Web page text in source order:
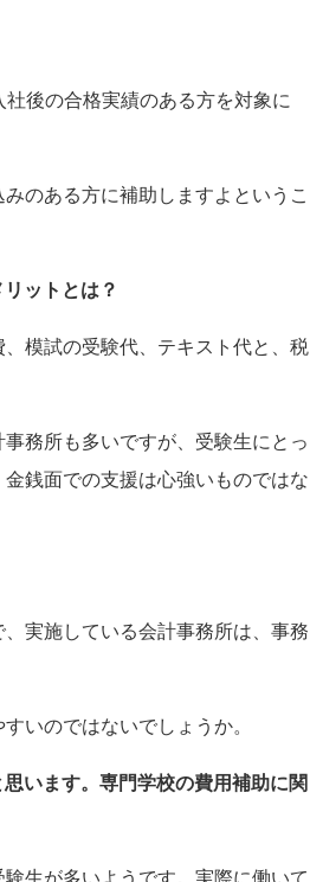
後の合格実績のある方を対象に
のある方に補助しますよというこ
ットとは？
模試の受験代、テキスト代と、税
務所も多いですが、受験生にとっ
銭面での支援は心強いものではな
実施している会計事務所は、事務
いのではないでしょうか。
います。専門学校の費用補助に関